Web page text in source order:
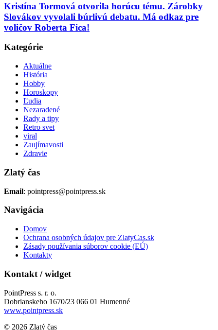
Kristína Tormová otvorila horúcu tému. Zárobky
Slovákov vyvolali búrlivú debatu. Má odkaz pre
voličov Roberta Fica!
Kategórie
Aktuálne
História
Hobby
Horoskopy
Ľudia
Nezaradené
Rady a tipy
Retro svet
viral
Zaujímavosti
Zdravie
Zlatý čas
Email: pointpress@pointpress.sk
Navigácia
Domov
Ochrana osobných údajov pre ZlatyCas.sk
Zásady používania súborov cookie (EÚ)
Kontakty
Kontakt / widget
PointPress s. r. o.
Dobrianskeho 1670/23 066 01 Humenné
www.pointpress.sk
© 2026 Zlatý čas